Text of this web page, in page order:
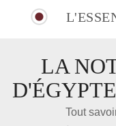
LA
Tout
IDÉE